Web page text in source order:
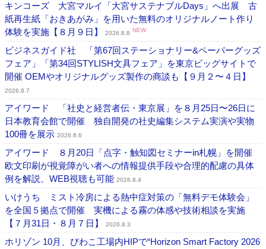
キンコーズ 大宮マルイ「大宮サステナブルDays」へ出展 古
紙再生紙「おきあがみ」を用いた無料のオリジナルノート作り
体験を実施【８月９日】
2026.8.8 NEW
ビジネスガイド社 「第67回ステーショナリー&ペーパーグッズ
フェア」「第34回STYLISH文具フェア」を東京ビッグサイトで
開催 OEMやオリジナルグッズ製作の商談も【９月２〜４日】
2026.8.7
アイワード 「社史と経営者伝・東京展」を８月25日〜26日に
日本教育会館で開催 独自開発の社史編集システム実演や実物
100冊を展示 2026.8.6
アイワード ８月20日「点字・触知図セミナーin札幌」を開催
欧文印刷が視覚障がい者への情報提供手段や合理的配慮の具体
例を解説、WEB視聴も可能 2026.8.4
いけうち ミスト冷房による熱中症対策の「無料デモ体験会」
を全国５拠点で開催 実機による霧の体感や技術相談を実施
【７月31日・８月７日】
2026.8.3
ホリゾン 10月、びわこ工場内HIPで“Horizon Smart Factory 2026